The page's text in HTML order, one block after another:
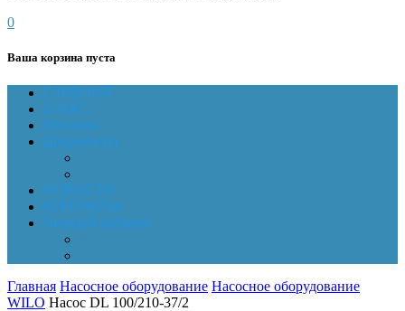
0
Ваша корзина пуста
ГЛАВНАЯ
О НАС
Магазин
Документы
НОВОСТИ
КОНТАКТЫ
Личный кабинет
Главная Насосное оборудование Насосное оборудование
WILO Насос DL 100/210-37/2